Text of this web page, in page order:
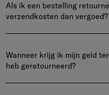
Als ik een bestelling
verzendkosten dan vergoed?
Wanneer krijg ik mijn geld
heb geretourneerd?